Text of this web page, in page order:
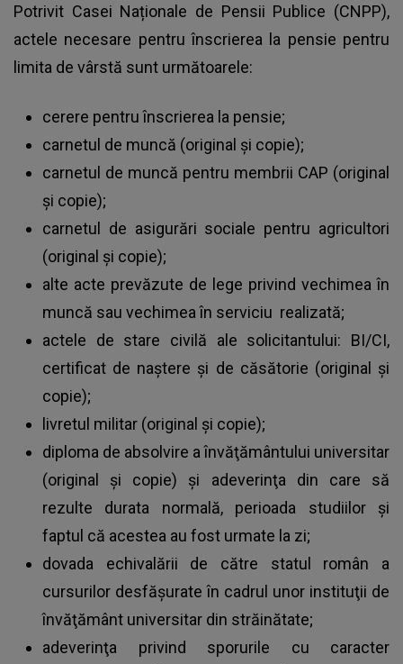
Potrivit Casei Naționale de Pensii Publice (CNPP),
actele necesare pentru înscrierea la pensie pentru
limita de vârstă sunt următoarele:
cerere pentru înscrierea la pensie;
carnetul de muncă (original şi copie);
carnetul de muncă pentru membrii CAP (original
şi copie);
carnetul de asigurări sociale pentru agricultori
(original și copie);
alte acte prevăzute de lege privind vechimea în
muncă sau vechimea în serviciu realizată;
actele de stare civilă ale solicitantului: BI/CI,
certificat de naştere şi de căsătorie (original şi
copie);
livretul militar (original şi copie);
diploma de absolvire a învăţământului universitar
(original şi copie) şi adeverinţa din care să
rezulte durata normală, perioada studiilor şi
faptul că acestea au fost urmate la zi;
dovada echivalării de către statul român a
cursurilor desfăşurate în cadrul unor instituţii de
învăţământ universitar din străinătate;
adeverinţa privind sporurile cu caracter